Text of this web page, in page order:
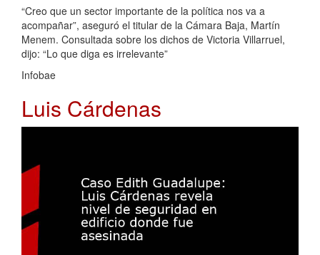
“Creo que un sector importante de la política nos va a
acompañar”, aseguró el titular de la Cámara Baja, Martín
Menem. Consultada sobre los dichos de Victoria Villarruel,
dijo: “Lo que diga es irrelevante”
Infobae
Luis Cárdenas